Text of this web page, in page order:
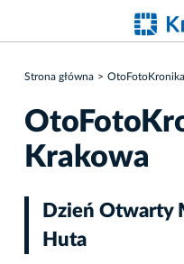
Strona główna
Krakowa
Dzień Otwarty
Huta